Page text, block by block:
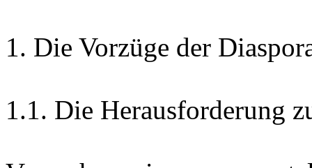
1. Die Vorzüge der
1.1. Die Herausforderung